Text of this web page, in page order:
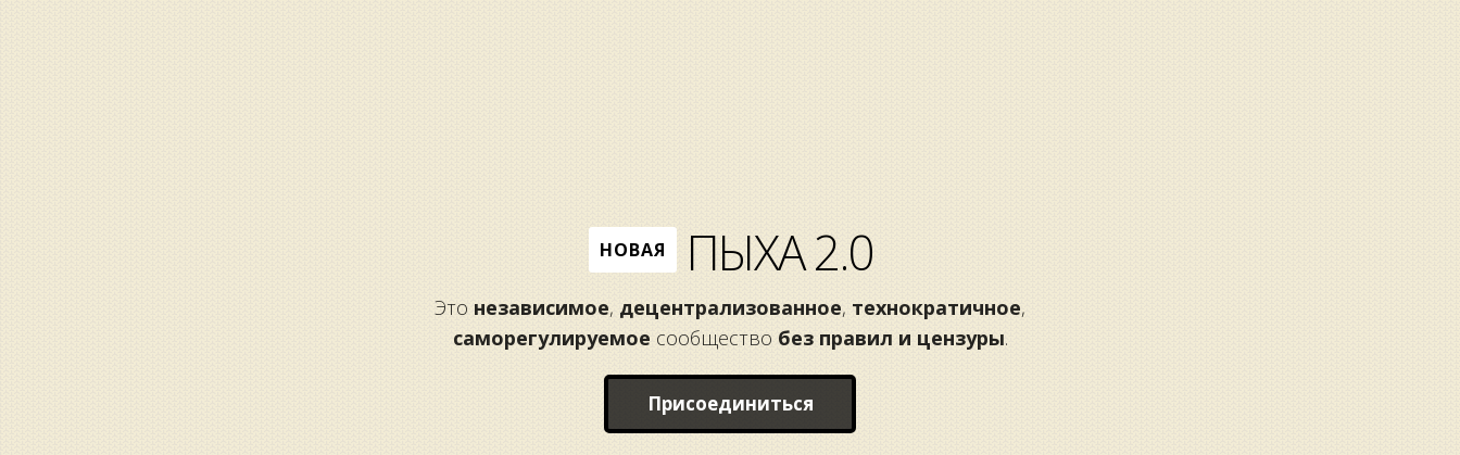
НОВАЯ ПЫХА 2.0
Это независимое, децентрализованное, технократичное,
саморегулируемое сообщество без правил и цензуры.
Присоединиться